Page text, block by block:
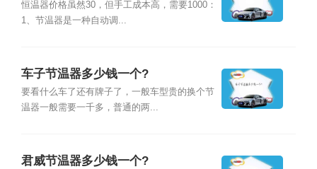
恒温器价格虽然30，但手工成本高，需要1000：
1、节温器是一种自动调...
车子节温器多少钱一个?
要看什么车了还有牌子了，一般车型贵的换个节
温器一般需要一千多，普通的两...
君威节温器多少钱一个?